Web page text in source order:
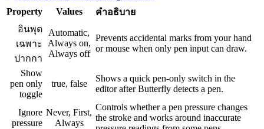
Property
Values
คำอธิบาย
อินพุต
เฉพาะ
ปากกา
Automatic,
Always on,
Always off
Prevents accidental marks from your hand
or mouse when only pen input can draw.
Show
pen only
toggle
true, false
Shows a quick pen-only switch in the
editor after Butterfly detects a pen.
Ignore
pressure
Never, First,
Always
Controls whether a pen pressure changes
the stroke and works around inaccurate